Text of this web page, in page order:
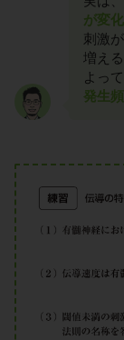
が変
刺激
増える
よっ
発生